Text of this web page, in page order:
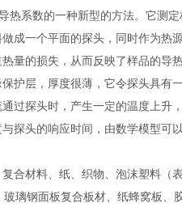
热系数的一种新型的方法。它测
成一个平面的探头，同时作为热
量的损失，从而反映了样品的
护层，厚度很薄，它令探头具有
过探头时，产生一定的温度上升
探头的响应时间，由数学模型可
合材料、纸、织物、泡沫塑料（
璃钢面板复合板材、纸蜂窝板、